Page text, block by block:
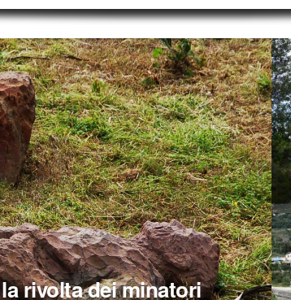
rivolta dei minatori